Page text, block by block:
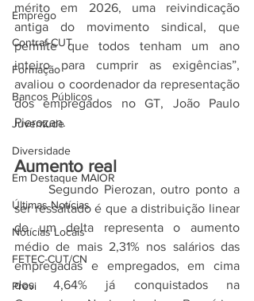
Emprego
Contraf-CUT
Formação
Bancos Públicos
Juventude
Diversidade
Em Destaque MAIOR
Últimas Notícias
Notícias Locais
FETEC-CUT/CN
Previ
mérito em 2026, uma reivindicação
antiga do movimento sindical, que
permite que todos tenham um ano
inteiro para cumprir as exigências”,
avaliou o coordenador da representação
dos empregados no GT, João Paulo
Pierozan.
Aumento real
ser ressaltado é que a distribuição linear
de um delta representa o aumento
médio de mais 2,31% nos salários das
empregadas e empregados, em cima
dos 4,64% já conquistados na